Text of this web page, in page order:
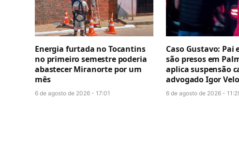
Energia furtada no Tocantins
no primeiro semestre poderia
abastecer Miranorte por um
mês
6 de agosto de 2026 - 17:01
Caso Gustavo: Pai
são presos em
aplica suspensão
advogado Igor
6 de agosto de 2026 -